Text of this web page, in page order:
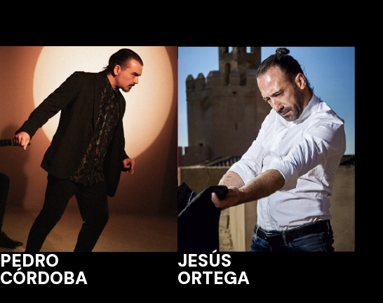
PEDRO
CÓRDOBA
JESÚS
ORTEGA